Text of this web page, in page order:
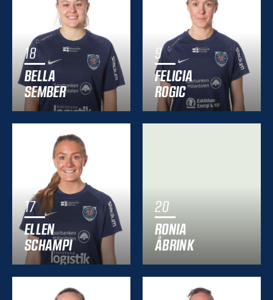
18
BELLA
SEMBER
9
FELICIA
ROGIC
17
ELLEN
SCHAMPI
20
RONIA
ÅBRINK